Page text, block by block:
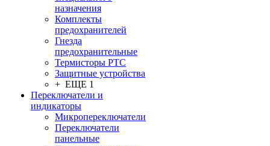
назначения
Комплекты
предохранителей
Гнезда
предохранительные
Термисторы PTC
Защитные устройства
+ ЕЩЕ 1
Переключатели и
индикаторы
Микропереключатели
Переключатели
панельные